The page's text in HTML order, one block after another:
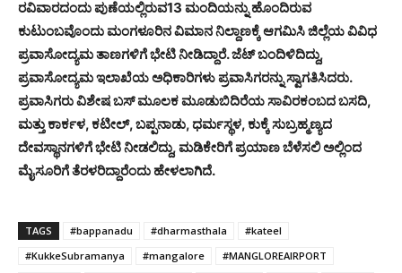
ರವಿವಾರದಂದು ಪುಣೆಯಲ್ಲಿರುವ13 ಮಂದಿಯನ್ನು ಹೊಂದಿರುವ
ಕುಟುಂಬವೊಂದು ಮಂಗಳೂರಿನ ವಿಮಾನ ನಿಲ್ದಾಣಕ್ಕೆ ಆಗಮಿಸಿ ಜಿಲ್ಲೆಯ ವಿವಿಧ
ಪ್ರವಾಸೋದ್ಯಮ ತಾಣಗಳಿಗೆ ಭೇಟಿ ನೀಡಿದ್ದಾರೆ. ಜೆಟ್ ಬಂದಿಳಿದಿದ್ದು,
ಪ್ರವಾಸೋದ್ಯಮ ಇಲಾಖೆಯ ಅಧಿಕಾರಿಗಳು ಪ್ರವಾಸಿಗರನ್ನು ಸ್ವಾಗತಿಸಿದರು.
ಪ್ರವಾಸಿಗರು ವಿಶೇಷ ಬಸ್ ಮೂಲಕ ಮೂಡುಬಿದಿರೆಯ ಸಾವಿರಕಂಬದ ಬಸದಿ,
ಮತ್ತು ಕಾರ್ಕಳ, ಕಟೀಲ್, ಬಪ್ಪನಾಡು, ಧರ್ಮಸ್ಥಳ, ಕುಕ್ಕೆ ಸುಬ್ರಹ್ಮಣ್ಯದ
ದೇವಸ್ಥಾನಗಳಿಗೆ ಭೇಟಿ ನೀಡಲಿದ್ದು, ಮಡಿಕೇರಿಗೆ ಪ್ರಯಾಣ ಬೆಳೆಸಲಿ ಅಲ್ಲಿಂದ
ಮೈಸೂರಿಗೆ ತೆರಳರಿದ್ದಾರೆಂದು ಹೇಳಲಾಗಿದೆ.
TAGS #bappanadu #dharmasthala
#kateel
#KukkeSubramanya
#mangalore
#MANGLOREAIRPORT